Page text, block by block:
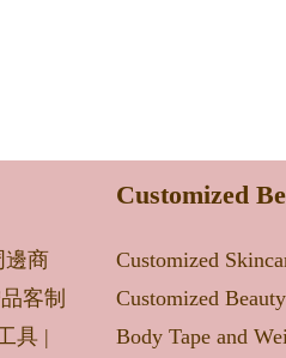
邊商
客制
具|
Customized
Customized
Customized
Body Tape and